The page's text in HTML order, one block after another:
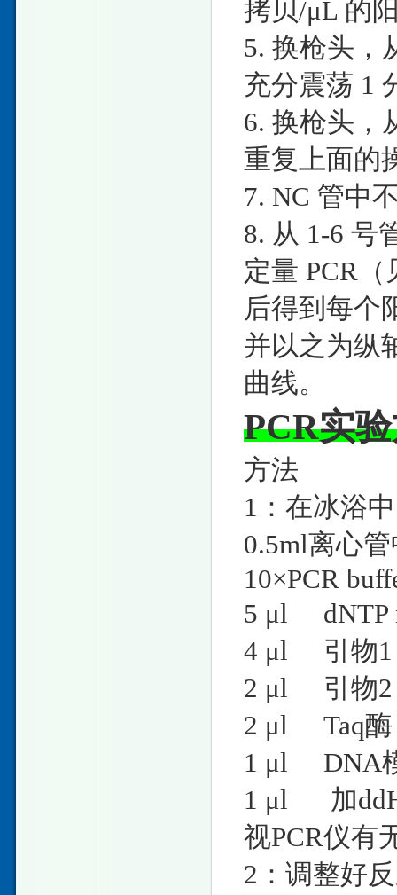
拷贝/μL 的
5. 换枪头，
充分震荡 1
6. 换枪头，
重复上面的
7. NC 管中
8. 从 1-6 号
定量 PCR
后得到每个
并以之为纵
曲线。
PCR实
方法
1：在冰浴
0.5ml离心
5 μl
4 μl 引
2 μl 引
2 μl
1 μl DNA
1 μl 加
视PCR仪有
2：调整好